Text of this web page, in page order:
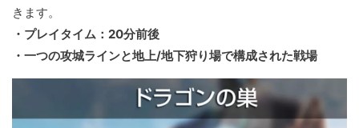
きます。
・プレイタイム：20分前後
・一つの攻城ラインと地上/地下狩り場で構成された戦場